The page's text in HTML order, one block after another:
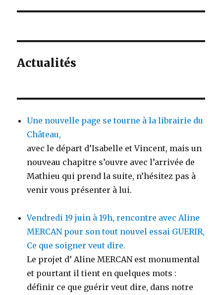
Actualités
Une nouvelle page se tourne à la librairie du
Château,
avec le départ d’Isabelle et Vincent, mais un
nouveau chapitre s’ouvre avec l’arrivée de
Mathieu qui prend la suite, n’hésitez pas à
venir vous présenter à lui.
Vendredi 19 juin à 19h, rencontre avec Aline
MERCAN pour son tout nouvel essai GUERIR,
Ce que soigner veut dire.
Le projet d’ Aline MERCAN est monumental
et pourtant il tient en quelques mots :
définir ce que guérir veut dire, dans notre